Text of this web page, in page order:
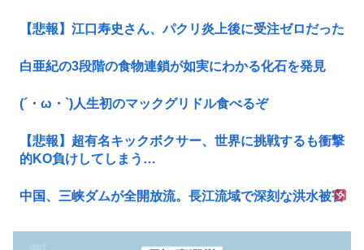
【悲報】江口寿史さん、パクリ炎上後に受注ゼロだった
白亜紀の3段階の食物連鎖が如実にわかる化石を発見
(´・ω・`)人生初のマックグリドル食べるぞ
【悲報】超有名キックボクサー、世界に挑戦するも衝撃
的KO負けしてしまう…
中国、三峡ダムが全開放流。長江流域で深刻な洪水被害